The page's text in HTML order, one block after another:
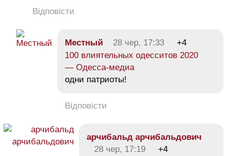
Відповісти
Местный 28 чер, 17:33
+4
100 влиятельных одесситов 2020
— Одесса-медиа
одни патриоты!
Відповісти
арчибальд арчибальдович
28 чер, 17:19
+4